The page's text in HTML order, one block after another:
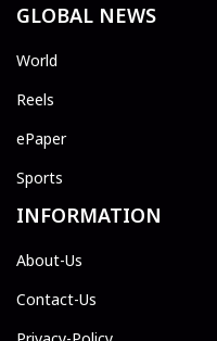
GLOBAL NEWS
World
Reels
ePaper
Sports
INFORMATION
About-Us
Contact-Us